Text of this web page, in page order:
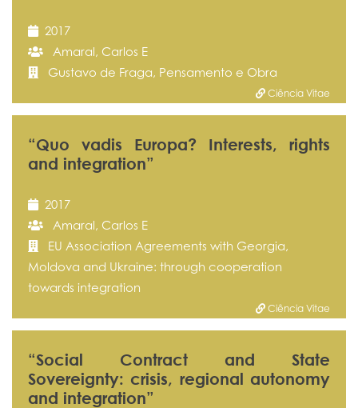
2017
Amaral, Carlos E
Gustavo de Fraga, Pensamento e Obra
Ciência Vitae
“Quo vadis Europa? Interests, rights
and integration”
2017
Amaral, Carlos E
EU Association Agreements with Georgia,
Moldova and Ukraine: through cooperation
towards integration
Ciência Vitae
“Social Contract and State
Sovereignty: crisis, regional autonomy
and integration”